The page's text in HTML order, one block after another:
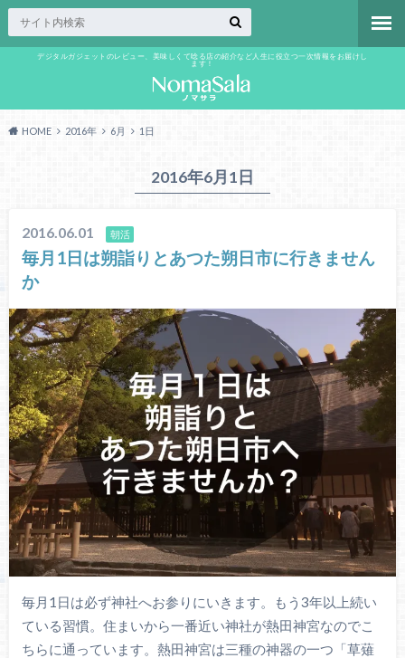
デジタルガジェットのレビュー、美味しくて唸る店の紹介など人生に役立つ一次情報をお届けし
ます！
HOME 2016年 6月 1日
2016年6月1日
2016.06.01 朝活
毎月1日は朔詣りとあつた朔日市に行きません
か
毎月1日は必ず神社へお参りにいきます。もう3年以上続い
ている習慣。住まいから一番近い神社が熱田神宮なのでこ
ちらに通っています。熱田神宮は三種の神器の一つ「草薙